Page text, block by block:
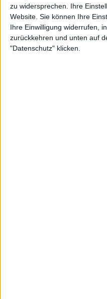
zu widersprechen. Ihre
Website. Sie können Ihre
Ihre Einwilligung widerrufen,
zurückkehren und unten auf
"Datenschutz" klicken.